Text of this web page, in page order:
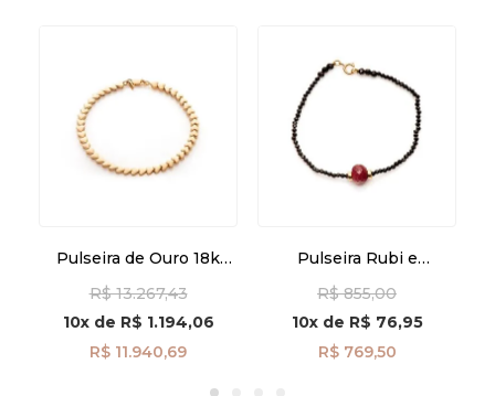
Pulseira de Ouro 18k
15cm pu08391
R$ 13.267,43
10xde R$ 1.194,06
R$ 11.940,69
Pulseira Rubi e
Fecho em Ouro 18k
pu08640
R$ 855,00
10xde R$ 76,95
R$ 769,50